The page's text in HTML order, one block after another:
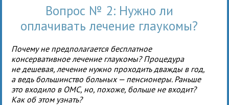
Вопрос № 2: Нужно ли
оплачивать лечение глаукомы?
Почему не предполагается бесплатное
консервативное лечение глаукомы? Процедура
не дешевая, лечение нужно проходить дважды в год,
а ведь большинство больных — пенсионеры. Раньше
это входило в ОМС, но, похоже, больше не входит?
Как об этом узнать?